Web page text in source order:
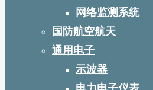
网络监测系统
国防航空航天
通用电子
示波器